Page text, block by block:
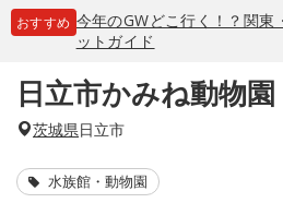
おすすめ 今年のGWどこ行く！？関東
ットガイド
日立市かみね動物園
茨城県日立市
水族館・動物園